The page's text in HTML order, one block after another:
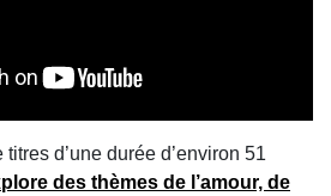
titres d’une durée d’environ 51
des thèmes de l’amour, de